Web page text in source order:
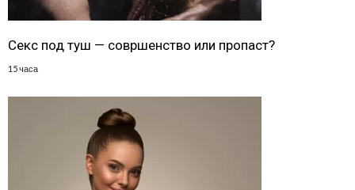
Секс под туш — совршенство или пропаст?
15 часа